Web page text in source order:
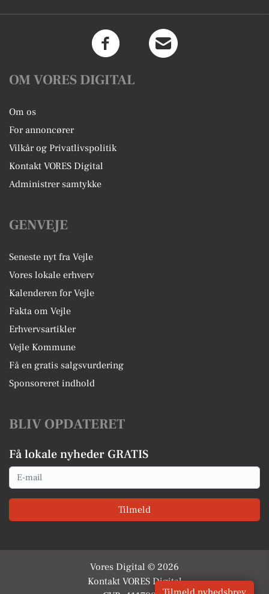
OM VORES DIGITAL
Om os
For annoncører
Vilkår og Privatlivspolitik
Kontakt VORES Digital
Administrer samtykke
GENVEJE
Seneste nyt fra Vejle
Vores lokale erhverv
Kalenderen for Vejle
Fakta om Vejle
Erhvervsartikler
Vejle Kommune
Få en gratis salgsvurdering
Sponsoreret indhold
BLIV OPDATERET
Få lokale nyheder GRATIS
Email
Tilmeld
Vores Digital © 2026
Kontakt VORES Digital